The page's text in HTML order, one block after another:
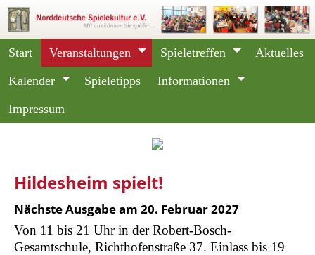
Start Veranstaltungen Spieletreffen
Aktuelles
Kalender
Spieletipps
Informationen
Impressum
Hildesheim spielt!
Nächste Ausgabe am 20. Februar 2027
Von 11 bis 21 Uhr in der Robert-Bosch-
Gesamtschule, Richthofenstraße 37. Einlass bis 19